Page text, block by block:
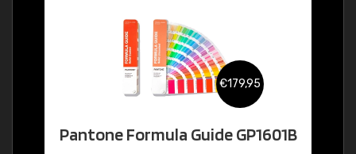
€179,95
Pantone Formula Guide GP1601B